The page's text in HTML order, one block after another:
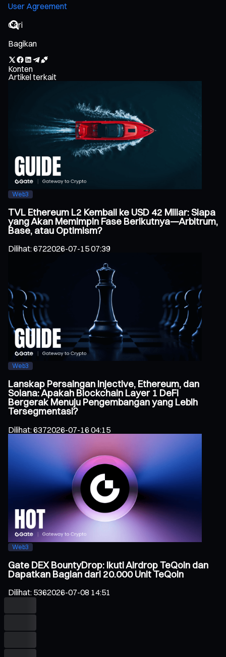
User Agreement
Bagikan
Konten
Artikel terkait
Web3
TVL Ethereum L2 Kembali ke USD 42 Miliar: Siapa
yang Akan Memimpin Fase Berikutnya—Arbitrum,
Base, atau Optimism?
Dilihat:6722026-07-15 07:39
Web3
Lanskap Persaingan Injective, Ethereum, dan
Solana: Apakah Blockchain Layer 1 DeFi
Bergerak Menuju Pengembangan yang Lebih
Tersegmentasi?
Dilihat:6372026-07-16 04:15
Web3
Gate DEX BountyDrop: Ikuti Airdrop TeQoin dan
Dapatkan Bagian dari 20.000 Unit TeQoin
Dilihat: 5362026-07-08 14:51